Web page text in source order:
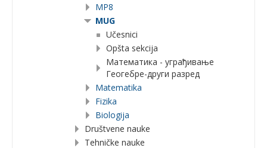
MP8
MUG
Učesnici
Opšta sekcija
Математика - уграђивање
Геогебре-други разред
Matematika
Fizika
Biologija
Društvene nauke
Tehničke nauke